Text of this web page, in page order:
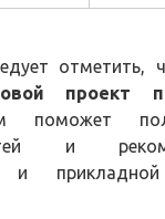
отметить,
проект
и
и